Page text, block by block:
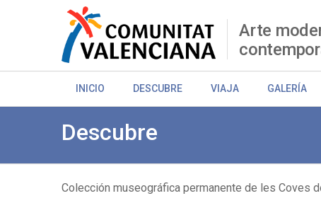
Arte
INICIO DESCUBRE VIAJA GALERÍA
Descubre
Colección museográfica permanente de les Coves